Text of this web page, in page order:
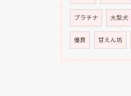
プラチナ 大型犬
優良 甘えん坊